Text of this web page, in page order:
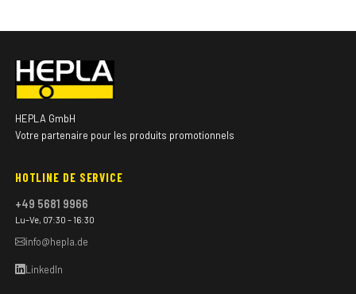
HEPLA GmbH
Votre partenaire pour les produits promotionnels
HOTLINE DE SERVICE
+49 5681 9966
Lu–Ve, 07:30 – 16:30
info@hepla.de
LinkedIn